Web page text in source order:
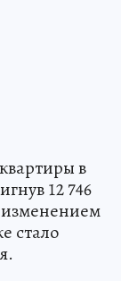
в
12 746
изменением
стало